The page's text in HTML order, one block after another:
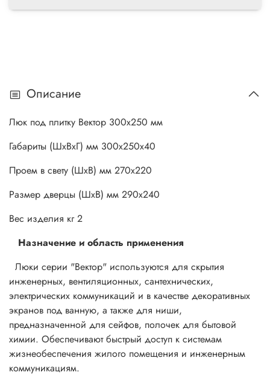
Описание
Люк под плитку Вектор 300х250 мм
Габариты (ШхВхГ) мм 300х250х40
Проем в свету (ШхВ) мм 270х220
Размер дверцы (ШхВ) мм 290х240
Вес изделия кг 2
Назначение и область применения
Люки серии "Вектор" используются для скрытия
инженерных, вентиляционных, сантехнических,
электрических коммуникаций и в качестве декоративных
экранов под ванную, а также для ниши,
предназначенной для сейфов, полочек для бытовой
химии. Обеспечивают быстрый доступ к системам
жизнеобеспечения жилого помещения и инженерным
коммуникациям.